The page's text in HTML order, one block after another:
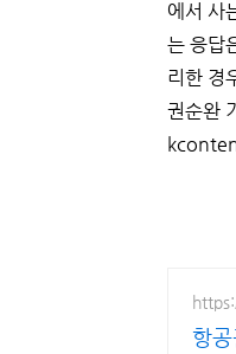
에서 사
는 응답
리한 경
권순완
항